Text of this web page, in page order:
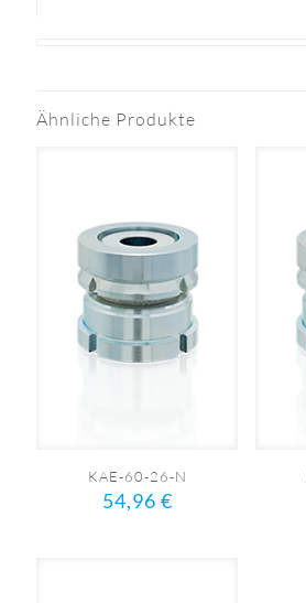
Ähnliche Produkte
KAE-60-26-N
54,96 €